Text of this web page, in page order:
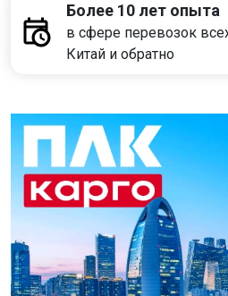
Более 10 лет опыта
в сфере перевозок
Китай и обратно